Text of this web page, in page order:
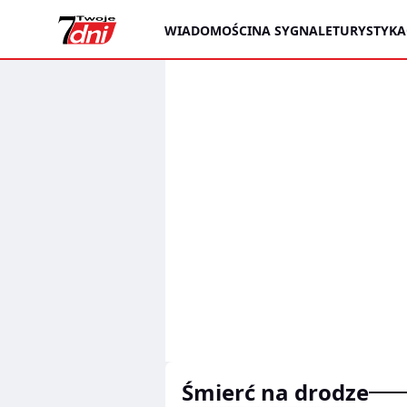
WIADOMOŚCINA SYGNALETURYSTYKA
śmierć na drodze